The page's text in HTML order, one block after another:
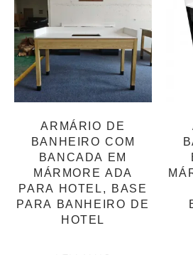
ARMÁRIO DE
BANHEIRO COM
BANCADA EM
MÁRMORE ADA
PARA HOTEL, BASE
PARA BANHEIRO DE
HOTEL